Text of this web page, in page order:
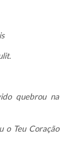
quebrou na
o Teu Coração